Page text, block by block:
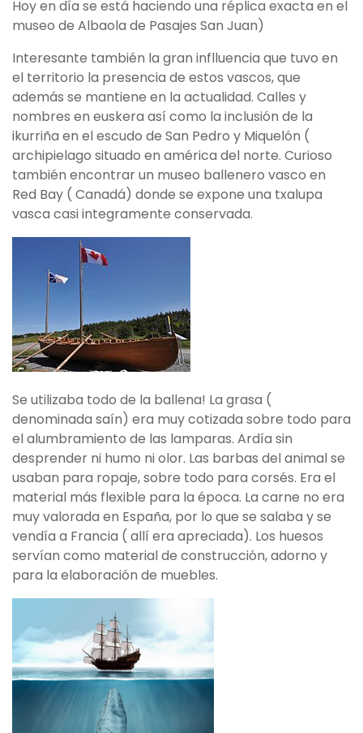
Hoy en día se está haciendo una réplica exacta en el
museo de Albaola de Pasajes San Juan)
Interesante también la gran inflluencia que tuvo en
el territorio la presencia de estos vascos, que
además se mantiene en la actualidad. Calles y
nombres en euskera así como la inclusión de la
ikurriña en el escudo de San Pedro y Miquelón (
archipielago situado en américa del norte. Curioso
también encontrar un museo ballenero vasco en
Red Bay ( Canadá) donde se expone una txalupa
vasca casi integramente conservada.
Se utilizaba todo de la ballena! La grasa (
denominada saín) era muy cotizada sobre todo para
el alumbramiento de las lamparas. Ardía sin
desprender ni humo ni olor. Las barbas del animal se
usaban para ropaje, sobre todo para corsés. Era el
material más flexible para la época. La carne no era
muy valorada en España, por lo que se salaba y se
vendía a Francia ( allí era apreciada). Los huesos
servían como material de construcción, adorno y
para la elaboración de muebles.